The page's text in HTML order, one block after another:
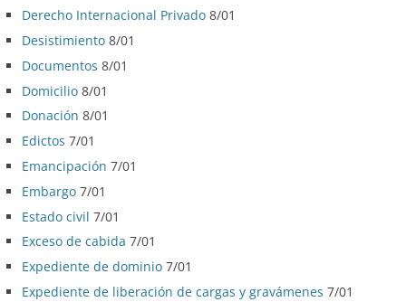
Derecho Internacional Privado 8/01
Desistimiento 8/01
Documentos 8/01
Domicilio 8/01
Donación 8/01
Edictos 7/01
Emancipación 7/01
Embargo 7/01
Estado civil 7/01
Exceso de cabida 7/01
Expediente de dominio 7/01
Expediente de liberación de cargas y gravámenes 7/01